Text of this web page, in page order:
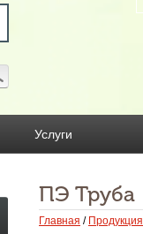
Услуги
ПЭ Труба
Главная / Продукция